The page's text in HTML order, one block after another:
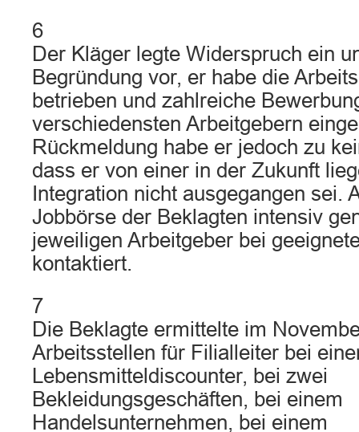
6
Der Kläger legte Widerspruch ein
Begründung vor, er habe die
betrieben und zahlreiche
verschiedensten Arbeitgebern
Rückmeldung habe er jedoch zu
dass er von einer in der Zukunft
Integration nicht ausgegangen sei.
Jobbörse der Beklagten intensiv
jeweiligen Arbeitgeber bei
kontaktiert.
7
Die Beklagte ermittelte im
Arbeitsstellen für Filialleiter bei
Lebensmitteldiscounter, bei zwei
Bekleidungsgeschäften, bei einem
Handelsunternehmen, bei einem